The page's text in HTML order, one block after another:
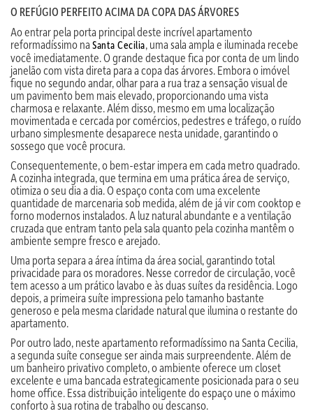
O REFÚGIO PERFEITO ACIMA DA COPA DAS ÁRVORES
Ao entrar pela porta principal deste incrível apartamento
reformadíssimo na Santa Cecilia, uma sala ampla e iluminada recebe
você imediatamente. O grande destaque fica por conta de um lindo
janelão com vista direta para a copa das árvores. Embora o imóvel
fique no segundo andar, olhar para a rua traz a sensação visual de
um pavimento bem mais elevado, proporcionando uma vista
charmosa e relaxante. Além disso, mesmo em uma localização
movimentada e cercada por comércios, pedestres e tráfego, o ruído
urbano simplesmente desaparece nesta unidade, garantindo o
sossego que você procura.
Consequentemente, o bem-estar impera em cada metro quadrado.
A cozinha integrada, que termina em uma prática área de serviço,
otimiza o seu dia a dia. O espaço conta com uma excelente
quantidade de marcenaria sob medida, além de já vir com cooktop e
forno modernos instalados. A luz natural abundante e a ventilação
cruzada que entram tanto pela sala quanto pela cozinha mantêm o
ambiente sempre fresco e arejado.
Uma porta separa a área íntima da área social, garantindo total
privacidade para os moradores. Nesse corredor de circulação, você
tem acesso a um prático lavabo e às duas suítes da residência. Logo
depois, a primeira suíte impressiona pelo tamanho bastante
generoso e pela mesma claridade natural que ilumina o restante do
apartamento.
Por outro lado, neste apartamento reformadíssimo na Santa Cecilia,
a segunda suíte consegue ser ainda mais surpreendente. Além de
um banheiro privativo completo, o ambiente oferece um closet
excelente e uma bancada estrategicamente posicionada para o seu
home office. Essa distribuição inteligente do espaço une o máximo
conforto à sua rotina de trabalho ou descanso.